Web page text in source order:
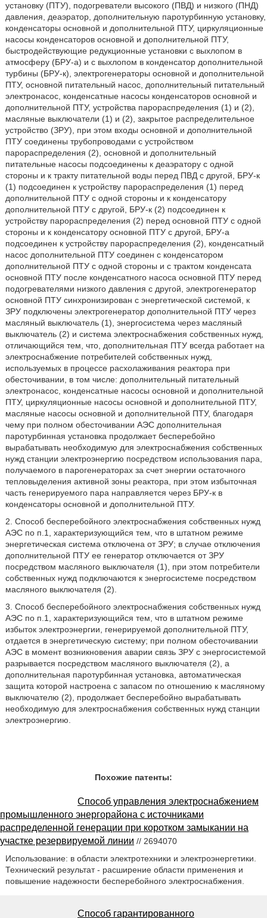
установку (ПТУ), подогреватели высокого (ПВД) и низкого (ПНД)
давления, деаэратор, дополнительную паротурбинную установку,
конденсаторы основной и дополнительной ПТУ, циркуляционные
насосы конденсаторов основной и дополнительной ПТУ,
быстродействующие редукционные установки с выхлопом в
атмосферу (БРУ-а) и с выхлопом в конденсатор дополнительной
турбины (БРУ-к), электрогенераторы основной и дополнительной
ПТУ, основной питательный насос, дополнительный питательный
электронасос, конденсатные насосы конденсаторов основной и
дополнительной ПТУ, устройства парораспределения (1) и (2),
масляные выключатели (1) и (2), закрытое распределительное
устройство (ЗРУ), при этом входы основной и дополнительной
ПТУ соединены трубопроводами с устройством
парораспределения (2), основной и дополнительный
питательные насосы подсоединены к деаэратору с одной
стороны и к тракту питательной воды перед ПВД с другой, БРУ-к
(1) подсоединен к устройству парораспределения (1) перед
дополнительной ПТУ с одной стороны и к конденсатору
дополнительной ПТУ с другой, БРУ-к (2) подсоединен к
устройству парораспределения (2) перед основной ПТУ с одной
стороны и к конденсатору основной ПТУ с другой, БРУ-а
подсоединен к устройству парораспределения (2), конденсатный
насос дополнительной ПТУ соединен с конденсатором
дополнительной ПТУ с одной стороны и с трактом конденсата
основной ПТУ после конденсатного насоса основной ПТУ перед
подогревателями низкого давления с другой, электрогенератор
основной ПТУ синхронизирован с энергетической системой, к
ЗРУ подключены электрогенератор дополнительной ПТУ через
масляный выключатель (1), энергосистема через масляный
выключатель (2) и система электроснабжения собственных нужд,
отличающийся тем, что, дополнительная ПТУ всегда работает на
электроснабжение потребителей собственных нужд,
используемых в процессе расхолаживания реактора при
обесточивании, в том числе: дополнительный питательный
электронасос, конденсатные насосы основной и дополнительной
ПТУ, циркуляционные насосы основной и дополнительной ПТУ,
масляные насосы основной и дополнительной ПТУ, благодаря
чему при полном обесточивании АЭС дополнительная
паротурбинная установка продолжает бесперебойно
вырабатывать необходимую для электроснабжения собственных
нужд станции электроэнергию посредством использования пара,
получаемого в парогенераторах за счет энергии остаточного
тепловыделения активной зоны реактора, при этом избыточная
часть генерируемого пара направляется через БРУ-к в
конденсаторы основной и дополнительной ПТУ.
2. Способ бесперебойного электроснабжения собственных нужд
АЭС по п.1, характеризующийся тем, что в штатном режиме
энергетическая система отключена от ЗРУ; в случае отключения
дополнительной ПТУ ее генератор отключается от ЗРУ
посредством масляного выключателя (1), при этом потребители
собственных нужд подключаются к энергосистеме посредством
масляного выключателя (2).
3. Способ бесперебойного электроснабжения собственных нужд
АЭС по п.1, характеризующийся тем, что в штатном режиме
избыток электроэнергии, генерируемой дополнительной ПТУ,
отдается в энергетическую систему; при полном обесточивании
АЭС в момент возникновения аварии связь ЗРУ с энергосистемой
разрывается посредством масляного выключателя (2), а
дополнительная паротурбинная установка, автоматическая
защита которой настроена с запасом по отношению к масляному
выключателю (2), продолжает бесперебойно вырабатывать
необходимую для электроснабжения собственных нужд станции
электроэнергию.
Похожие патенты:
Способ управления электроснабжением
промышленного энергорайона с источниками
распределенной генерации при коротком замыкании на
участке резервируемой линии // 2694070
Использование: в области электротехники и электроэнергетики.
Технический результат - расширение области применения и
повышение надежности бесперебойного электроснабжения.
Способ гарантированного